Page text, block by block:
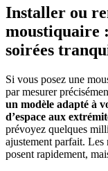
Installer ou
moustiquaire
soirées
Si vous posez une
par mesurer
un modèle adapté à
d’espace aux
prévoyez quelques
ajustement parfait. Les
posent rapidement,